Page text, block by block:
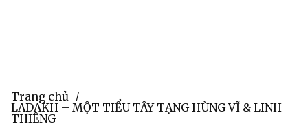
Trang chủ /
LADAKH – MỘT TIỂU TÂY TẠNG HÙNG VĨ & LINH
THIÊNG